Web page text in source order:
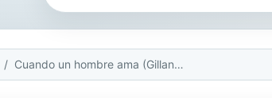
Cuando un hombre ama (Gillander's Whisky 1)